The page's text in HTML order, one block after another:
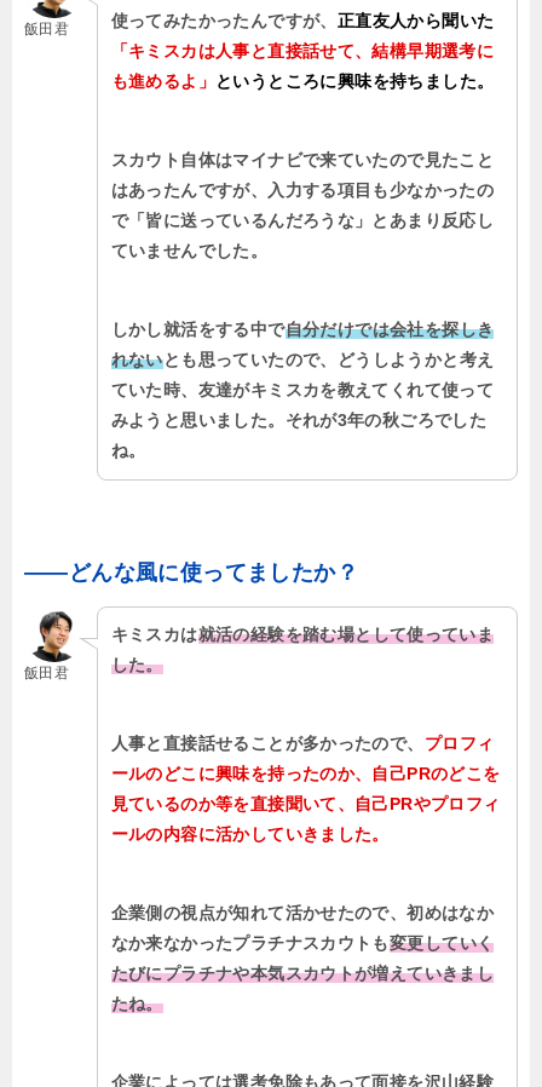
飯田君
使ってみたかったんですが、 正直友人から聞いた
「キミスカは人事と直接話せて、結構早期選考に
も進めるよ」 というところに興味を持ちました。
スカウト自体はマイナビで来ていたので見たこと
はあったんですが、入力する項目も少なかったの
で「皆に送っているんだろうな」とあまり反応し
ていませんでした。
しかし就活をする中で自分だけでは会社を探しき
れないとも思っていたので、どうしようかと考え
ていた時、友達がキミスカを教えてくれて使って
みようと思いました。それが3年の秋ごろでした
ね。
――どんな風に使ってましたか？
飯田君
キミスカは就活の経験を踏む場として使っていま
した。
人事と直接話せることが多かったので、 プロフィ
ールのどこに興味を持ったのか、自己PRのどこを
見ているのか等を直接聞いて、自己PRやプロフィ
ールの内容に活かしていきました。
企業側の視点が知れて活かせたので、初めはなか
なか来なかったプラチナスカウトも変更していく
たびにプラチナや本気スカウトが増えていきまし
たね。
企業によっては選考免除もあって面接を沢山経験